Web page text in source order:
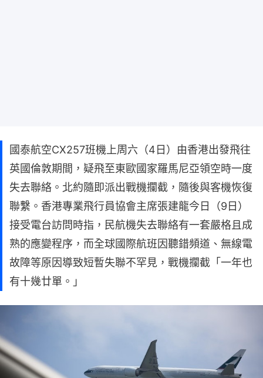
國泰航空CX257班機上周六（4日）由香港出發飛往
英國倫敦期間，疑飛至東歐國家羅馬尼亞領空時一度
失去聯絡。北約隨即派出戰機攔截，隨後與客機恢復
聯繫。香港專業飛行員協會主席張建龍今日（9日）
接受電台訪問時指，民航機失去聯絡有一套嚴格且成
熟的應變程序，而全球國際航班因聽錯頻道、無線電
故障等原因導致短暫失聯不罕見，戰機攔截「一年也
有十幾廿單。」